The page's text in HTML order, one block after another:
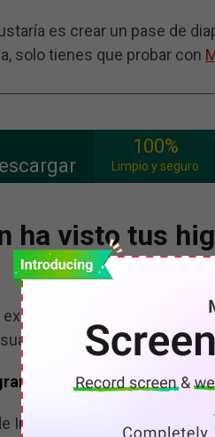
es crear un pase de
solo tienes que probar con
100%
Limpio y seguro
ha visto tus
quién ha visto tus
que tienes.
Instagram y tocar el icono